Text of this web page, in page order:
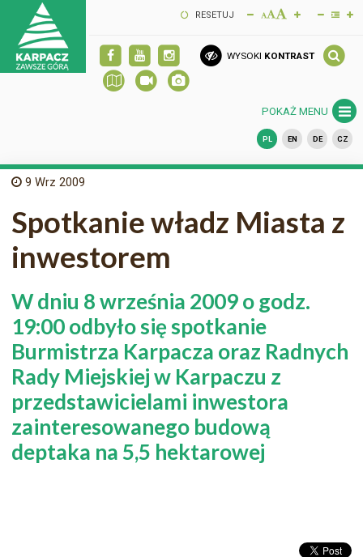
RESETUJ
WYSOKI KONTRAST
POKAŻ MENU
PL EN DE CZ
9 Wrz 2009
Spotkanie władz Miasta z
inwestorem
W dniu 8 września 2009 o godz.
19:00 odbyło się spotkanie
Burmistrza Karpacza oraz Radnych
Rady Miejskiej w Karpaczu z
przedstawicielami inwestora
zainteresowanego budową
deptaka na 5,5 hektarowej